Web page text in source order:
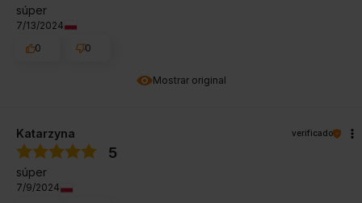
Mostrar original
súper
7/13/2024
0
0
Katarzyna verificado
5
súper
7/9/2024